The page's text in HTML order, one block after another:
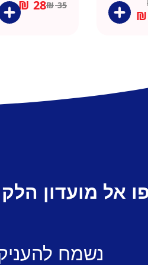
₪
₪35
₪ 28
אל מועדון
נשמח